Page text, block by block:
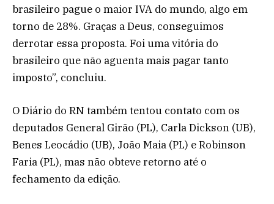
brasileiro pague o maior IVA do mundo, algo em
torno de 28%. Graças a Deus, conseguimos
derrotar essa proposta. Foi uma vitória do
brasileiro que não aguenta mais pagar tanto
imposto”, concluiu.
O Diário do RN também tentou contato com os
deputados General Girão (PL), Carla Dickson (UB),
Benes Leocádio (UB), João Maia (PL) e Robinson
Faria (PL), mas não obteve retorno até o
fechamento da edição.